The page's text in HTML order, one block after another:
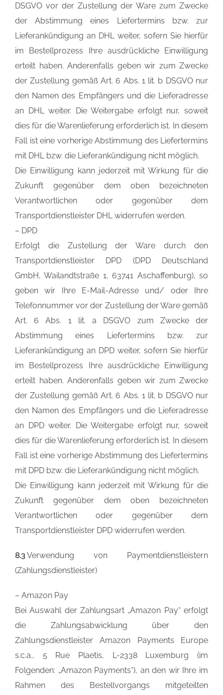
DSGVO vor der Zustellung der Ware zum Zwecke
der Abstimmung eines Liefertermins bzw. zur
Lieferankündigung an DHL weiter, sofern Sie hierfür
im Bestellprozess Ihre ausdrückliche Einwilligung
erteilt haben. Anderenfalls geben wir zum Zwecke
der Zustellung gemäß Art. 6 Abs. 1 lit. b DSGVO nur
den Namen des Empfängers und die Lieferadresse
an DHL weiter. Die Weitergabe erfolgt nur, soweit
dies für die Warenlieferung erforderlich ist. In diesem
Fall ist eine vorherige Abstimmung des Liefertermins
mit DHL bzw. die Lieferankündigung nicht möglich.
Die Einwilligung kann jederzeit mit Wirkung für die
Zukunft gegenüber dem oben bezeichneten
Verantwortlichen oder gegenüber dem
Transportdienstleister DHL widerrufen werden.
– DPD
Erfolgt die Zustellung der Ware durch den
Transportdienstleister DPD (DPD Deutschland
GmbH, Wailandtstraße 1, 63741 Aschaffenburg), so
geben wir Ihre E-Mail-Adresse und/ oder Ihre
Telefonnummer vor der Zustellung der Ware gemäß
Art. 6 Abs. 1 lit. a DSGVO zum Zwecke der
Abstimmung eines Liefertermins bzw. zur
Lieferankündigung an DPD weiter, sofern Sie hierfür
im Bestellprozess Ihre ausdrückliche Einwilligung
erteilt haben. Anderenfalls geben wir zum Zwecke
der Zustellung gemäß Art. 6 Abs. 1 lit. b DSGVO nur
den Namen des Empfängers und die Lieferadresse
an DPD weiter. Die Weitergabe erfolgt nur, soweit
dies für die Warenlieferung erforderlich ist. In diesem
Fall ist eine vorherige Abstimmung des Liefertermins
mit DPD bzw. die Lieferankündigung nicht möglich.
Die Einwilligung kann jederzeit mit Wirkung für die
Zukunft gegenüber dem oben bezeichneten
Verantwortlichen oder gegenüber dem
Transportdienstleister DPD widerrufen werden.
8.3Verwendung von Paymentdienstleistern
(Zahlungsdienstleister)
– Amazon Pay
Bei Auswahl der Zahlungsart „Amazon Pay“ erfolgt
die Zahlungsabwicklung über den
Zahlungsdienstleister Amazon Payments Europe
s.c.a., 5 Rue Plaetis, L-2338 Luxemburg (im
Folgenden: „Amazon Payments“), an den wir Ihre im
Rahmen des Bestellvorgangs mitgeteilten